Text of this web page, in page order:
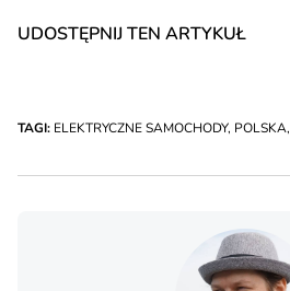
UDOSTĘPNIJ TEN ARTYKUŁ
TAGI: ELEKTRYCZNE SAMOCHODY, POLSKA,